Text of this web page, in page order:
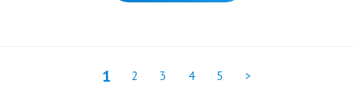
1 2 3 4 5 >